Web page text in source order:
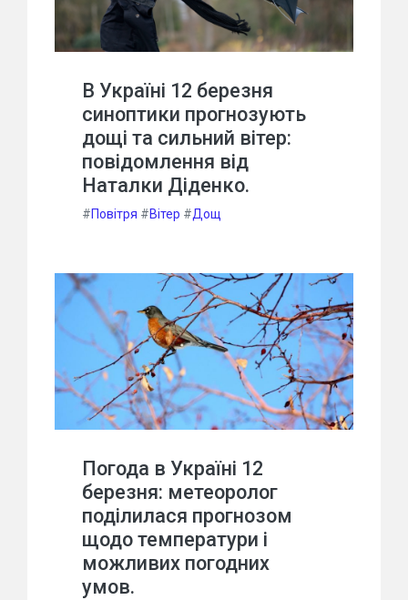
В Україні 12 березня
синоптики прогнозують
дощі та сильний вітер:
повідомлення від
Наталки Діденко.
#Повітря #Вітер #Дощ
Погода в Україні 12
березня: метеоролог
поділилася прогнозом
щодо температури і
можливих погодних
умов.